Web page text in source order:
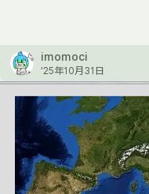
imomoci
’25年10月31日